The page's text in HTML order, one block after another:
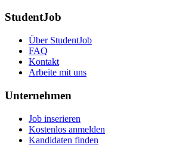
StudentJob
Über StudentJob
FAQ
Kontakt
Arbeite mit uns
Unternehmen
Job inserieren
Kostenlos anmelden
Kandidaten finden